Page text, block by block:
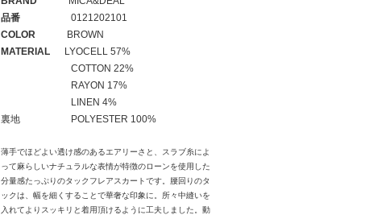
品番 0121202101
COLOR BROWN
MATERIAL LYOCELL 57%
COTTON 22%
RAYON 17%
LINEN 4%
裏地 POLYESTER 100%
薄手でほどよい透け感のあるエアリーさと、スラブ糸によ
って麻らしいナチュラルな表情が特徴のローンを使用した
分量感たっぷりのタックフレアスカートです。腰回りのタ
ックは、幅を細くすることで華奢な印象に。所々中縫いを
入れてよりスッキリと着用頂けるように工夫しました。動